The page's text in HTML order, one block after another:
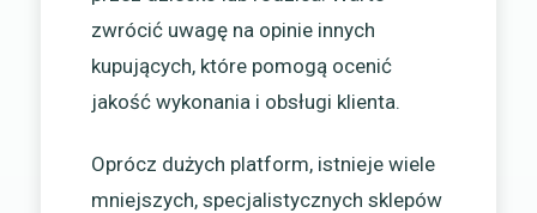
zwrócić uwagę na opinie innych
kupujących, które pomogą ocenić
jakość wykonania i obsługi klienta.
Oprócz dużych platform, istnieje wiele
mniejszych, specjalistycznych sklepów